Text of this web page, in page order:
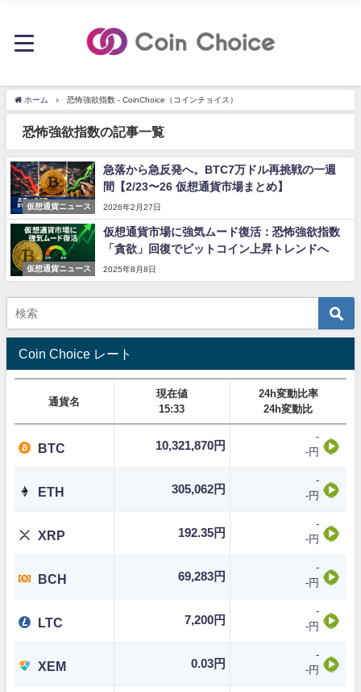
ホーム 恐怖強欲指数 - CoinChoice（コインチョイス）
恐怖強欲指数の記事一覧
仮想通貨ニュース
急落から急反発へ。BTC7万ドル再挑戦の一週
間【2/23〜26 仮想通貨市場まとめ】
2026年2月27日
仮想通貨ニュース
仮想通貨市場に強気ムード復活：恐怖強欲指数
「貪欲」回復でビットコイン上昇トレンドへ
2025年8月8日
Coin Choice レート
通貨名
現在値
15:33
24h変動比率
24h変動比
BTC 10,321,870円
-
-円
ETH 305,062円
-
-円
XRP 192.35円
-
-円
BCH 69,283円
-
-円
LTC 7,200円
-
-円
XEM 0.03円
-
-円